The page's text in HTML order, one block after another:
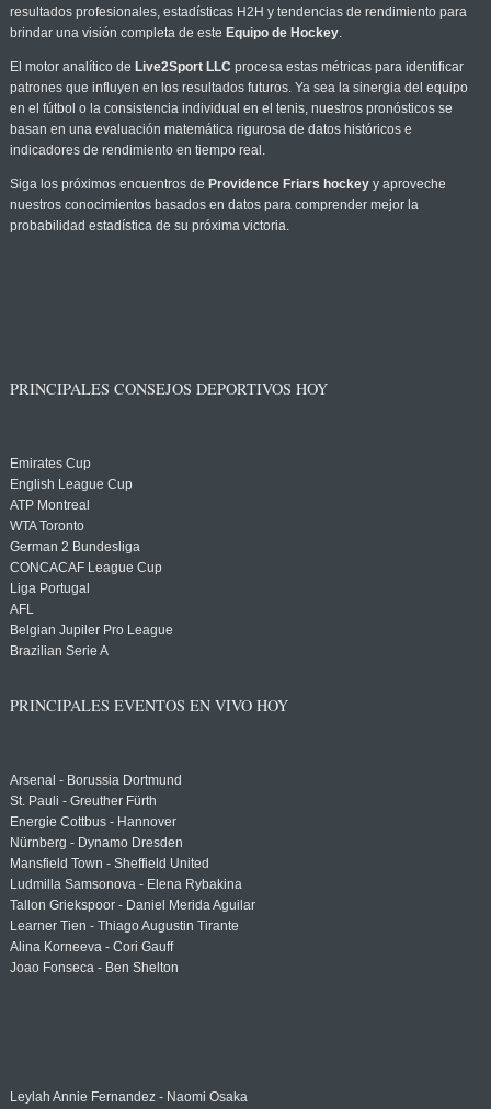
resultados profesionales, estadísticas H2H y tendencias de rendimiento para
brindar una visión completa de este Equipo de Hockey.
El motor analítico de Live2Sport LLC procesa estas métricas para identificar
patrones que influyen en los resultados futuros. Ya sea la sinergia del equipo
en el fútbol o la consistencia individual en el tenis, nuestros pronósticos se
basan en una evaluación matemática rigurosa de datos históricos e
indicadores de rendimiento en tiempo real.
Siga los próximos encuentros de Providence Friars hockeyy aproveche
nuestros conocimientos basados en datos para comprender mejor la
probabilidad estadística de su próxima victoria.
PRINCIPALES CONSEJOS DEPORTIVOS HOY
Emirates Cup
English League Cup
ATP Montreal
WTA Toronto
German 2 Bundesliga
CONCACAF League Cup
Liga Portugal
AFL
Belgian Jupiler Pro League
Brazilian Serie A
PRINCIPALES EVENTOS EN VIVO HOY
Arsenal - Borussia Dortmund
St. Pauli - Greuther Fürth
Energie Cottbus - Hannover
Nürnberg - Dynamo Dresden
Mansfield Town - Sheffield United
Ludmilla Samsonova - Elena Rybakina
Tallon Griekspoor - Daniel Merida Aguilar
Learner Tien - Thiago Augustin Tirante
Alina Korneeva - Cori Gauff
Joao Fonseca - Ben Shelton
Leylah Annie Fernandez - Naomi Osaka